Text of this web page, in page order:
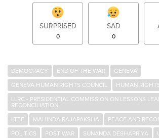
SURPRISED
0
SAD
0
DEMOCRACY END OF THE WAR
GENEVA
GENEVA HUMAN RIGHTS COUNCIL
HUMAN
LLRC - PRESIDENTIAL COMMISSION ON LESSONS
RECONCILIATION
LTTE
MAHINDA RAJAPAKSHA
PEACE AND
POLITICS
POST WAR SUNANDA DESHAPRIYA